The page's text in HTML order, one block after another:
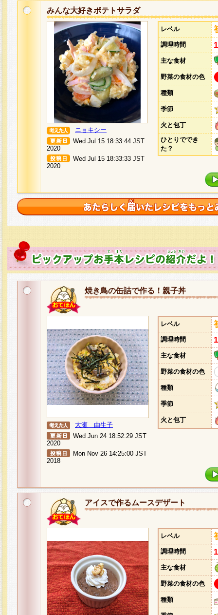
みんな大好きポテトサラダ
ニョキシー
Wed Jul 15 18:33:44 JST
2020
Wed Jul 15 18:33:33 JST
2020
レベル
調理時間
主な食材
野菜の食材の色
種類
季節
火と包丁
ひとりででき
た？
焼き鳥の缶詰で作る！親子丼
大瀬 由生子
Wed Jun 24 18:52:29 JST
2020
Mon Nov 26 14:25:00 JST
2018
レベル
調理時間
主な食材
野菜の食材の色
種類
季節
火と包丁
アイスで作るムースデザート
レベル
調理時間
主な食材
野菜の食材の色
種類